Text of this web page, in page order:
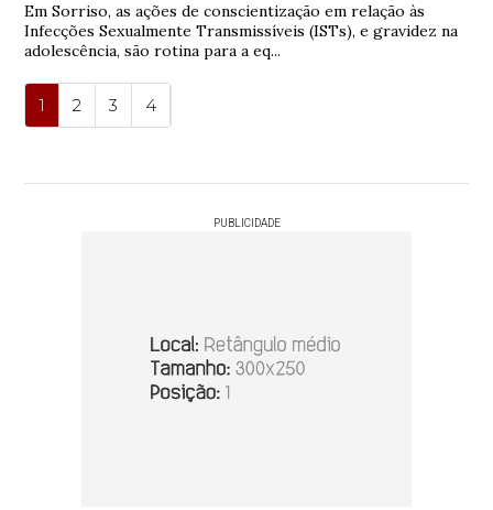
Em Sorriso, as ações de conscientização em relação às
Infecções Sexualmente Transmissíveis (ISTs), e gravidez na
adolescência, são rotina para a eq...
1 2 3 4
PUBLICIDADE